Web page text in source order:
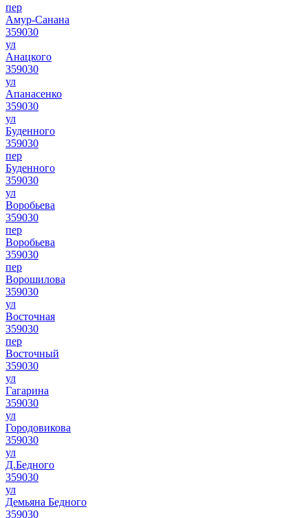
пер
Амур-Санана
359030
ул
Анацкого
359030
ул
Апанасенко
359030
ул
Буденного
359030
пер
Буденного
359030
ул
Воробьева
359030
пер
Воробьева
359030
пер
Ворошилова
359030
ул
Восточная
359030
пер
Восточный
359030
ул
Гагарина
359030
ул
Городовикова
359030
ул
Д.Бедного
359030
ул
Демьяна Бедного
359030